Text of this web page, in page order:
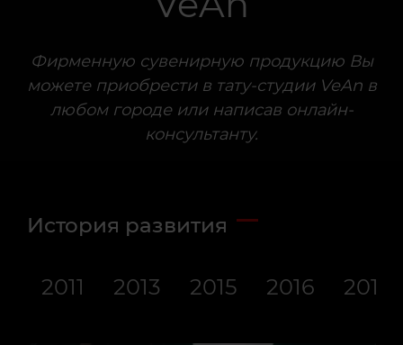
Фирменную сувенирную продукцию Вы
можете приобрести в тату-студии VeAn в
любом городе или написав онлайн-
консультанту.
История развития
2011 2013 2015 2016 2017